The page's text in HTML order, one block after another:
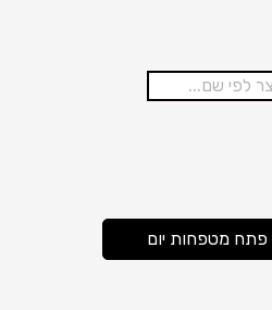
פתח מטפחות יום